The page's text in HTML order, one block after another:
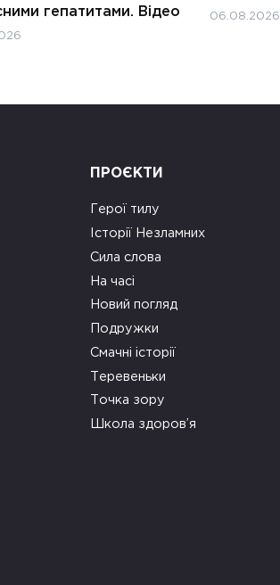
гепатитами. Відео
06.08.2026
ПРОЄКТИ
Герої тилу
Історії Незламних
Сила слова
На часі
Новий погляд
Подружки
Смачні історії
Теревеньки
Точка зору
Школа здоров’я